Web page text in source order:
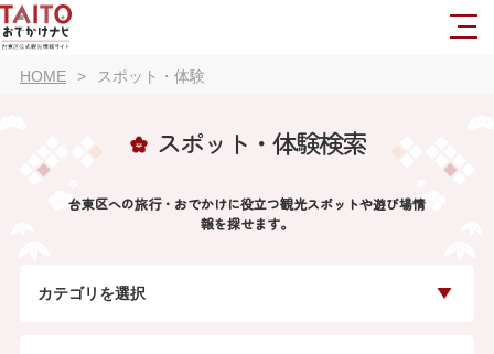
HOME スポット・体験
スポット・体験検索
台東区への旅行・おでかけに役立つ観光スポットや遊び場情
報を探せます。
カテゴリを選択